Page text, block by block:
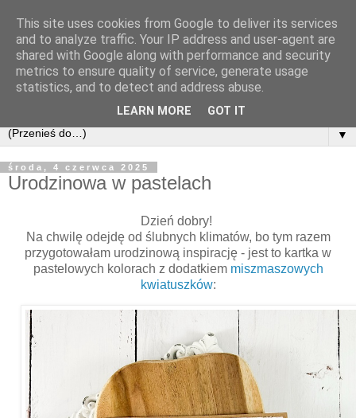
▼
środa, 4 czerwca 2025
Urodzinowa w pastelach
Dzień dobry!
Na chwilę odejdę od ślubnych klimatów, bo tym razem
przygotowałam urodzinową inspirację - jest to kartka w
pastelowych kolorach z dodatkiem miszmaszowych
kwiatuszków:
This site uses cookies from Google to deliver its services
and to analyze traffic. Your IP address and user-agent are
shared with Google along with performance and security
metrics to ensure quality of service, generate usage
statistics, and to detect and address abuse.
LEARN MORE GOT IT